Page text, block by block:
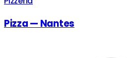
Pizza — Nantes